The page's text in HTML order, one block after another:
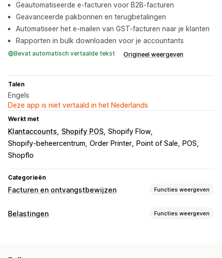
Geautomatiseerde e-facturen voor B2B-facturen
Geavanceerde pakbonnen en terugbetalingen
Automatiseer het e-mailen van GST-facturen naar je klanten
Rapporten in bulk downloaden voor je accountants
Bevat automatisch vertaalde tekst Origineel weergeven
Talen
Engels
Deze app is niet vertaald in het Nederlands
Werkt met
Klantaccounts Shopify POS Shopify Flow
Shopify-beheercentrum Order Printer Point of Sale
POS
Shopflo
Categorieën
Facturen en ontvangstbewijzen Functies weergeven
Soorten documenten
Belastingen Functies weergeven